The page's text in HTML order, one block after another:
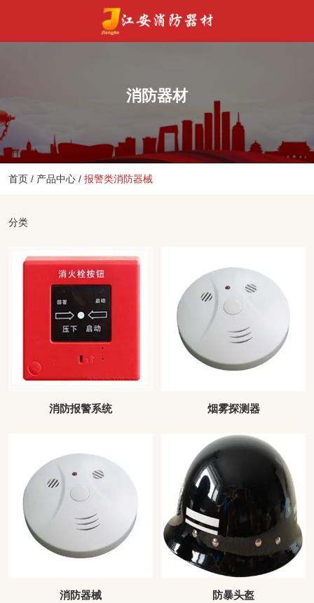
消防器材
首页 / 产品中心 / 报警类消防器械
分类
消防报警系统 烟雾探测器
消防器械 防暴头盔